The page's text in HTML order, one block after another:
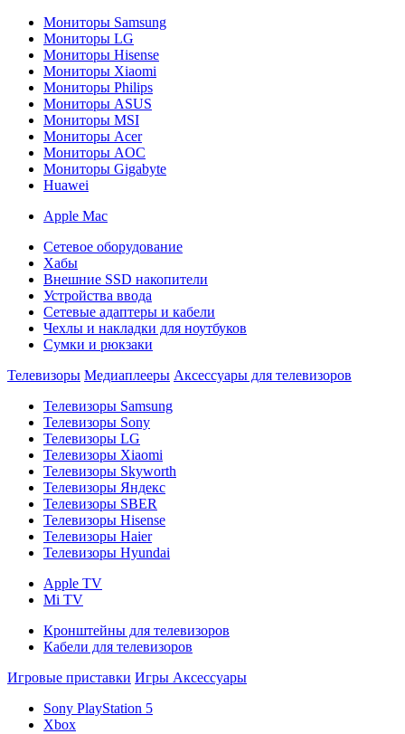
Мониторы Samsung
Мониторы LG
Мониторы Hisense
Мониторы Xiaomi
Мониторы Philips
Мониторы ASUS
Мониторы MSI
Мониторы Acer
Мониторы AOC
Мониторы Gigabyte
Huawei
Apple Mac
Сетевое оборудование
Хабы
Внешние SSD накопители
Устройства ввода
Сетевые адаптеры и кабели
Чехлы и накладки для ноутбуков
Сумки и рюкзаки
Телевизоры Медиаплееры Аксессуары для телевизоров
Телевизоры Samsung
Телевизоры Sony
Телевизоры LG
Телевизоры Xiaomi
Телевизоры Skyworth
Телевизоры Яндекс
Телевизоры SBER
Телевизоры Hisense
Телевизоры Haier
Телевизоры Hyundai
Apple TV
Mi TV
Кронштейны для телевизоров
Кабели для телевизоров
Игровые приставки Игры Аксессуары
Sony PlayStation 5
Xbox